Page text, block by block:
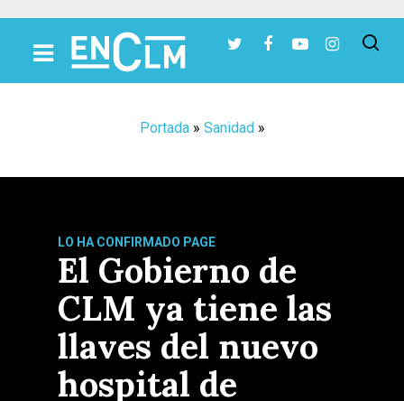
Portada» Sanidad»
LO HA CONFIRMADO PAGE
El Gobierno de
CLM ya tiene las
llaves del nuevo
hospital de